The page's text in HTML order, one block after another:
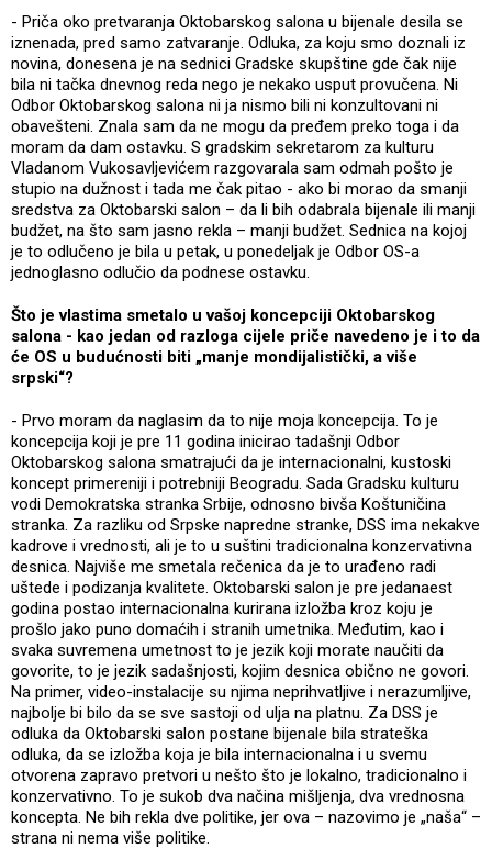
- Priča oko pretvaranja Oktobarskog salona u bijenale desila se
iznenada, pred samo zatvaranje. Odluka, za koju smo doznali iz
novina, donesena je na sednici Gradske skupštine gde čak nije
bila ni tačka dnevnog reda nego je nekako usput provučena. Ni
Odbor Oktobarskog salona ni ja nismo bili ni konzultovani ni
obavešteni. Znala sam da ne mogu da pređem preko toga i da
moram da dam ostavku. S gradskim sekretarom za kulturu
Vladanom Vukosavljevićem razgovarala sam odmah pošto je
stupio na dužnost i tada me čak pitao - ako bi morao da smanji
sredstva za Oktobarski salon – da li bih odabrala bijenale ili manji
budžet, na što sam jasno rekla – manji budžet. Sednica na kojoj
je to odlučeno je bila u petak, u ponedeljak je Odbor OS-a
jednoglasno odlučio da podnese ostavku.
Što je vlastima smetalo u vašoj koncepciji Oktobarskog
salona - kao jedan od razloga cijele priče navedeno je i to da
će OS u budućnosti biti „manje mondijalistički, a više
srpski“?
- Prvo moram da naglasim da to nije moja koncepcija. To je
koncepcija koji je pre 11 godina inicirao tadašnji Odbor
Oktobarskog salona smatrajući da je internacionalni, kustoski
koncept primereniji i potrebniji Beogradu. Sada Gradsku kulturu
vodi Demokratska stranka Srbije, odnosno bivša Koštuničina
stranka. Za razliku od Srpske napredne stranke, DSS ima nekakve
kadrove i vrednosti, ali je to u suštini tradicionalna konzervativna
desnica. Najviše me smetala rečenica da je to urađeno radi
uštede i podizanja kvalitete. Oktobarski salon je pre jedanaest
godina postao internacionalna kurirana izložba kroz koju je
prošlo jako puno domaćih i stranih umetnika. Međutim, kao i
svaka suvremena umetnost to je jezik koji morate naučiti da
govorite, to je jezik sadašnjosti, kojim desnica obično ne govori.
Na primer, video-instalacije su njima neprihvatljive i nerazumljive,
najbolje bi bilo da se sve sastoji od ulja na platnu. Za DSS je
odluka da Oktobarski salon postane bijenale bila strateška
odluka, da se izložba koja je bila internacionalna i u svemu
otvorena zapravo pretvori u nešto što je lokalno, tradicionalno i
konzervativno. To je sukob dva načina mišljenja, dva vrednosna
koncepta. Ne bih rekla dve politike, jer ova – nazovimo je „naša“ –
strana ni nema više politike.